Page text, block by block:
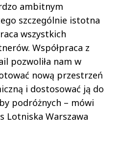
ambitnym
szczególnie istotna
wszystkich
Współpraca z
pozwoliła nam w
nową przestrzeń
i dostosować ją do
podróżnych – mówi
Lotniska Warszawa